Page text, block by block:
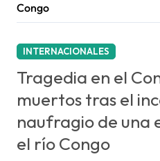
Congo
INTERNACIONALES
Tragedia en el
muertos tras el
naufragio de una
el río Congo